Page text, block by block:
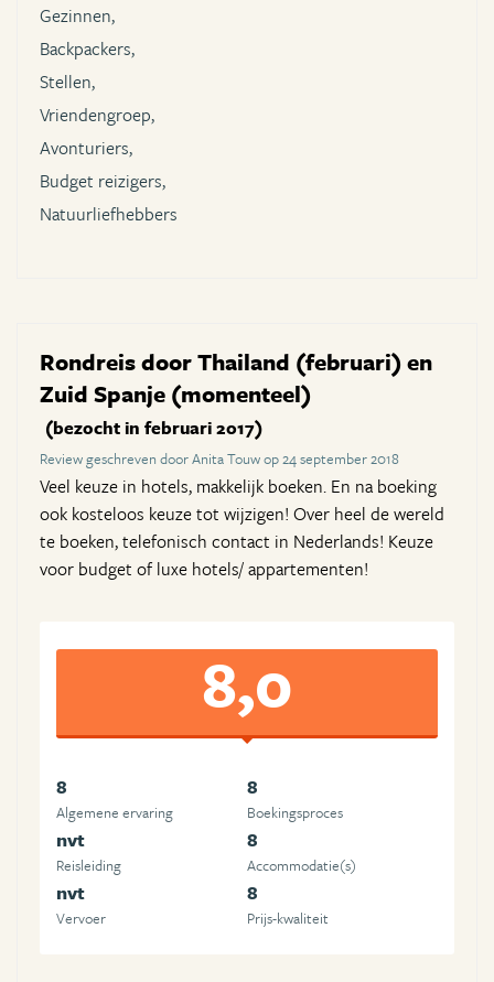
Gezinnen,
Backpackers,
Stellen,
Vriendengroep,
Avonturiers,
Budget reizigers,
Natuurliefhebbers
Rondreis door Thailand (februari) en
Zuid Spanje (momenteel)
(bezocht in februari 2017)
Review geschreven door Anita Touw op 24 september 2018
Veel keuze in hotels, makkelijk boeken. En na boeking
ook kosteloos keuze tot wijzigen! Over heel de wereld
te boeken, telefonisch contact in Nederlands! Keuze
voor budget of luxe hotels/ appartementen!
8,0
8
Algemene ervaring
8
Boekingsproces
nvt
Reisleiding
8
Accommodatie(s)
nvt
Vervoer
8
Prijs-kwaliteit